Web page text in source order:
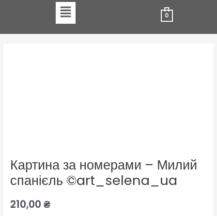
Menu
0
Картина за номерами – Милий
спанієль ©art_selena_ua
210,00₴